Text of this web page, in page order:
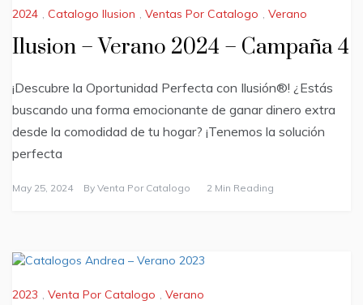
2024 , Catalogo Ilusion , Ventas Por Catalogo , Verano
Ilusion – Verano 2024 – Campaña 4
¡Descubre la Oportunidad Perfecta con Ilusión®! ¿Estás
buscando una forma emocionante de ganar dinero extra
desde la comodidad de tu hogar? ¡Tenemos la solución
perfecta
May 25, 2024 By Venta Por Catalogo 2 Min Reading
2023 , Venta Por Catalogo , Verano